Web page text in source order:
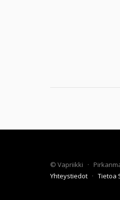
© Vapriikki ·
Yhteystiedot · Tietoa